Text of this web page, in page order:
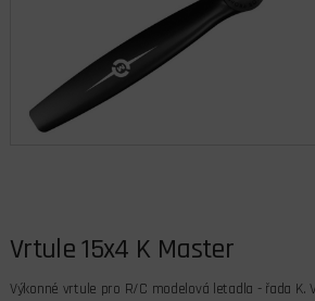
Vrtule 15x4 K Master
Výkonné vrtule pro R/C modelová letadla - řada K.